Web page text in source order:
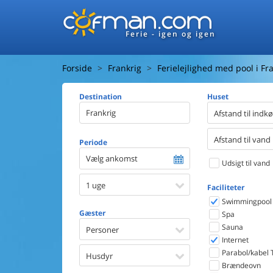
Ferie - igen og igen
Forside Frankrig Ferielejlighed med pool i
Destination
Periode
Vælg ankomst
1 uge
Gæster
Personer
Husdyr
Huset
Afstand til
Afstand til vand
Udsigt til vand
Faciliteter
Swimmingpool
Spa
Sauna
Internet
Parabol/kabel
Brændeovn